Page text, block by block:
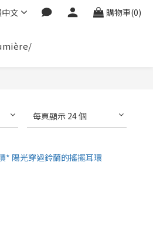
文 購物車(0)
每頁顯示 24 個